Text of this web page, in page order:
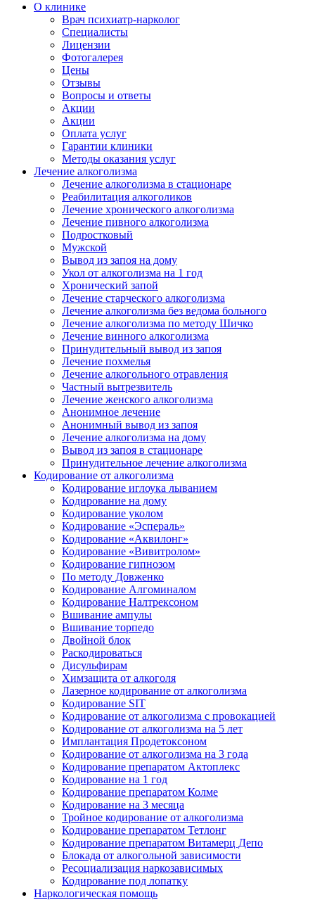
О клинике
Врач психиатр-нарколог
Специалисты
Лицензии
Фотогалерея
Цены
Отзывы
Вопросы и ответы
Акции
Акции
Оплата услуг
Гарантии клиники
Методы оказания услуг
Лечение алкоголизма
Лечение алкоголизма в стационаре
Реабилитация алкоголиков
Лечение хронического алкоголизма
Лечение пивного алкоголизма
Подростковый
Мужской
Вывод из запоя на дому
Укол от алкоголизма на 1 год
Хронический запой
Лечение старческого алкоголизма
Лечение алкоголизма без ведома больного
Лечение алкоголизма по методу Шичко
Лечение винного алкоголизма
Принудительный вывод из запоя
Лечение похмелья
Лечение алкогольного отравления
Частный вытрезвитель
Лечение женского алкоголизма
Анонимное лечение
Анонимный вывод из запоя
Лечение алкоголизма на дому
Вывод из запоя в стационаре
Принудительное лечение алкоголизма
Кодирование от алкоголизма
Кодирование иглоука лыванием
Кодирование на дому
Кодирование уколом
Кодирование «Эспераль»
Кодирование «Аквилонг»
Кодирование «Вивитролом»
Кодирование гипнозом
По методу Довженко
Кодирование Алгоминалом
Кодирование Налтрексоном
Вшивание ампулы
Вшивание торпедо
Двойной блок
Раскодироваться
Дисульфирам
Химзащита от алкоголя
Лазерное кодирование от алкоголизма
Кодирование SIT
Кодирование от алкоголизма с провокацией
Кодирование от алкоголизма на 5 лет
Имплантация Продетоксоном
Кодирование от алкоголизма на 3 года
Кодирование препаратом Актоплекс
Кодирование на 1 год
Кодирование препаратом Колме
Кодирование на 3 месяца
Тройное кодирование от алкоголизма
Кодирование препаратом Тетлонг
Кодирование препаратом Витамерц Депо
Блокада от алкогольной зависимости
Ресоциализация наркозависимых
Кодирование под лопатку
Наркологическая помощь